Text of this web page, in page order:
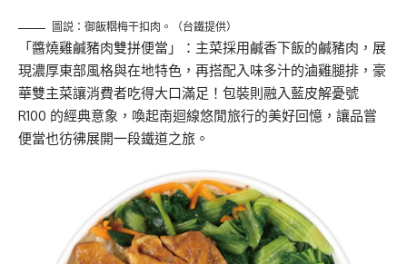
圖説：御飯𥹉梅干扣肉。（台鐵提供）
「醬燒雞鹹豬肉雙拼便當」：主菜採用鹹香下飯的鹹豬肉，展
現濃厚東部風格與在地特色，再搭配入味多汁的滷雞腿排，豪
華雙主菜讓消費者吃得大口滿足！包裝則融入藍皮解憂號
R100 的經典意象，喚起南迴線悠閒旅行的美好回憶，讓品嘗
便當也彷彿展開一段鐵道之旅。